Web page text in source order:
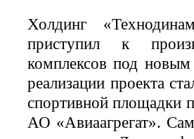
Холдинг
приступил к
комплексов под
реализации проекта
спортивной площадки
АО «Авиаагрегат».